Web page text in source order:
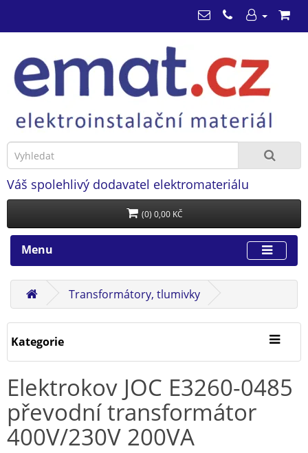
Váš spolehlivý dodavatel elektromateriálu
(0) 0,00 KČ
Menu
Transformátory, tlumivky
Kategorie
Elektrokov JOC E3260-0485
převodní transformátor
400V/230V 200VA